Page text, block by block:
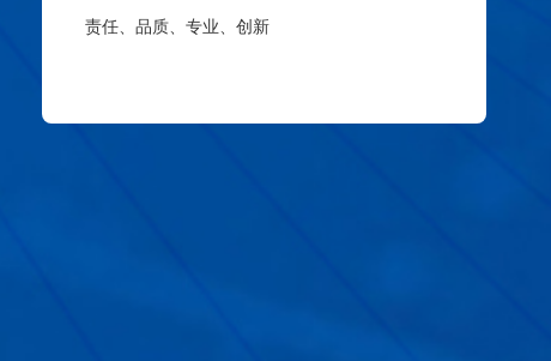
责任、品质、专业、创新